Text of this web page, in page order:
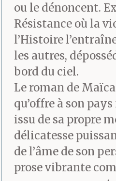
ou le dénoncent.
Résistance où la
l’Histoire
les autres,
bord du ciel.
Le roman de
qu’offre à son
issu de sa propre
délicatesse
de l’âme de son
prose vibrante